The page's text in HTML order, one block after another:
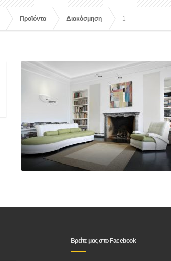
Προϊόντα Διακόσμηση 1
Βρείτε μας στο Facebook